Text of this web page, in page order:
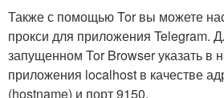
Также с помощью Tor вы можете
прокси для приложения Telegram.
запущенном Tor Browser указать в
приложения localhost в качестве
(hostname) и порт 9150.